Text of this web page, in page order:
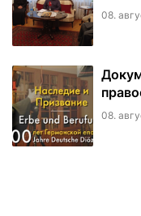
08.
08.